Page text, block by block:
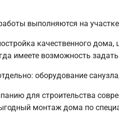
выполняются на
качественного
имеете возможность
оборудование
для строительства
монтаж дома по